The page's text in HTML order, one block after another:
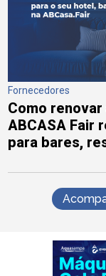
Fornecedores
Como
ABCASA Fair
para bares,